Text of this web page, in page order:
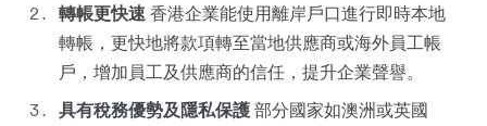
轉帳更快速 香港企業能使用離岸戶口進行即時本地
轉帳，更快地將款項轉至當地供應商或海外員工帳
戶，增加員工及供應商的信任，提升企業聲譽。
具有稅務優勢及隱私保護 部分國家如澳洲或英國